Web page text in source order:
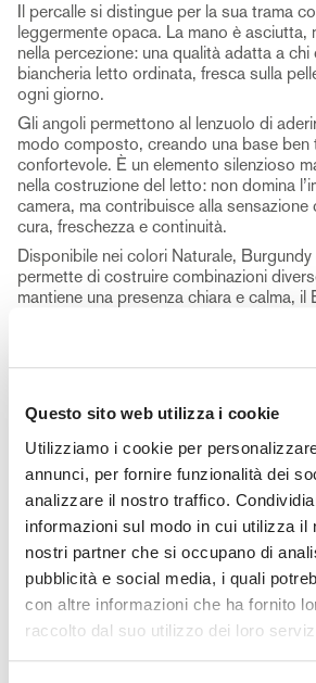
Questo sito web utilizza i cookie
Utilizziamo i cookie per
annunci, per fornire funzionalità dei
analizzare il nostro traffico.
informazioni sul modo in cui utilizza il
nostri partner che si occupano di
pubblicità e social media, i quali
con altre informazioni che ha fornito
raccolto dal suo utilizzo dei loro
Il percalle si distingue per la sua trama
leggermente opaca. La mano è asciutta,
nella percezione: una qualità adatta a chi
biancheria letto ordinata, fresca sulla
ogni giorno.
Gli angoli permettono al lenzuolo di
modo composto, creando una base ben
confortevole. È un elemento silenzioso
nella costruzione del letto: non domina
camera, ma contribuisce alla sensazione
cura, freschezza e continuità.
Disponibile nei colori Naturale,
permette di costruire combinazioni
mantiene una presenza chiara e calma,
Il lenzuolo sotto con angoli Florence
stessa linea, venduti sfusi. In questo
può essere scelto singolarmente, per
su tono oppure una composizione più
Il prodotto comprende:
1 lenzuolo sotto con angoli matrimoniale
Dettagli
• Tipologia prodotto: lenzuolo sotto con
• Composizione: 100% percalle di cotone
• Qualità: 180 TC
• Misura: 180x200 cm
• Colori disponibili: Naturale, Burgundy,